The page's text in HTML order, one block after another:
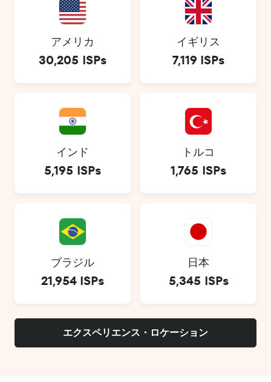
アメリカ
30,205 ISPs
イギリス
7,119 ISPs
インド
5,195 ISPs
トルコ
1,765 ISPs
ブラジル
21,954 ISPs
日本
5,345 ISPs
エクスペリエンス・ロケーション